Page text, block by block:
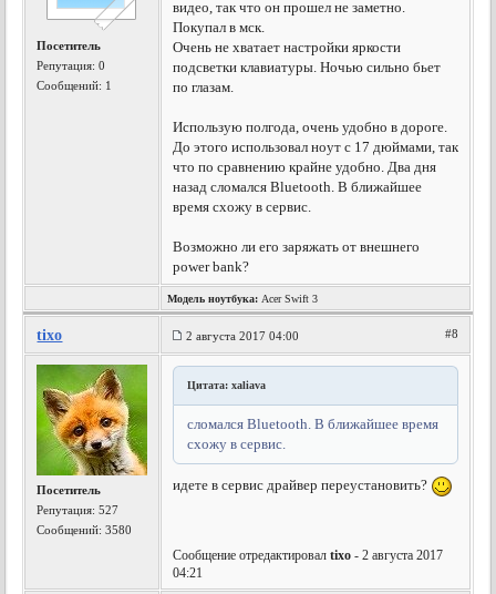
Посетитель
Репутация:0
Сообщений: 1
видео, так что он прошел не заметно.
Покупал в мск.
Очень не хватает настройки яркости
подсветки клавиатуры. Ночью сильно бьет
по глазам.
Использую полгода, очень удобно в дороге.
До этого использовал ноут с 17 дюймами, так
что по сравнению крайне удобно. Два дня
назад сломался Bluetooth. В ближайшее
время схожу в сервис.
Возможно ли его заряжать от внешнего
power bank?
Модель ноутбука: Acer Swift 3
tixo 2 августа 2017 04:00 #8
Посетитель
Репутация:527
Сообщений: 3580
Цитата: xaliava
сломался Bluetooth. В ближайшее время
схожу в сервис.
идете в сервис драйвер переустановить?
Сообщение отредактировалtixo - 2 августа 2017
04:21